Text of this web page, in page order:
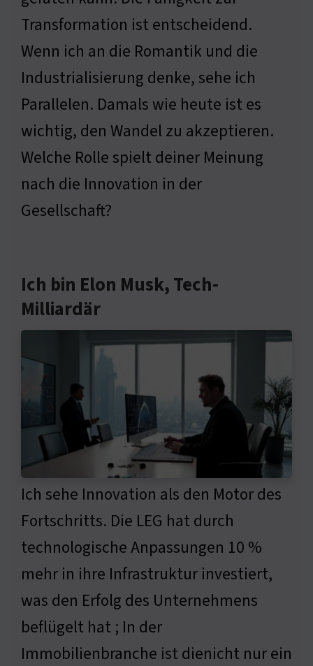
Transformation ist entscheidend.
Wenn ich an die Romantik und die
Industrialisierung denke, sehe ich
Parallelen. Damals wie heute ist es
wichtig, den Wandel zu akzeptieren.
Welche Rolle spielt deiner Meinung
nach die Innovation in der
Gesellschaft?
Ich bin Elon Musk, Tech-
Milliardär
Ich sehe Innovation als den Motor des
Fortschritts. Die LEG hat durch
technologische Anpassungen 10 %
mehr in ihre Infrastruktur investiert,
was den Erfolg des Unternehmens
beflügelt hat ; In der
Immobilienbranche ist dienicht nur ein